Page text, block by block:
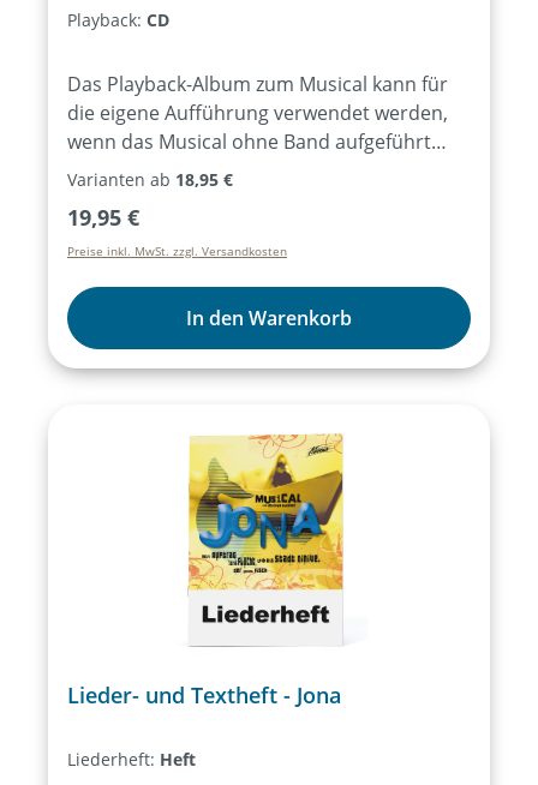
Playback: CD
Das Playback-Album zum Musical kann für
die eigene Aufführung verwendet werden,
wenn das Musical ohne Band aufgeführt
werden soll. Enthalten sind alle
Instrumentalversionen.
Varianten ab 18,95 €
Regulärer Preis:
19,95 €
Preise inkl. MwSt. zzgl. Versandkosten
In den Warenkorb
Lieder- und Textheft - Jona
Liederheft: Heft